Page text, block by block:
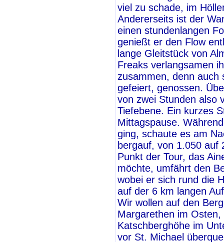
viel zu schade, im
Andererseits ist der
einen stundenlangen
genießt er den Flow
lange Gleitstück von
Freaks verlangsamen
zusammen, denn auch
gefeiert, genossen.
von zwei Stunden also
Tiefebene. Ein kurzes
Mittagspause.
ging, schaute es am
bergauf, von 1.050 auf
Punkt der Tour, das
möchte, umfährt den
wobei er sich rund die
auf der 6 km langen
Wir wollen auf den
Margarethen im
Katschberghöhe im
vor St. Michael